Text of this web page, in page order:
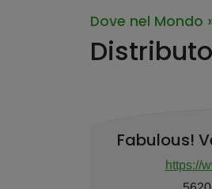
Dove nel Mondo
Fabulous!
https://